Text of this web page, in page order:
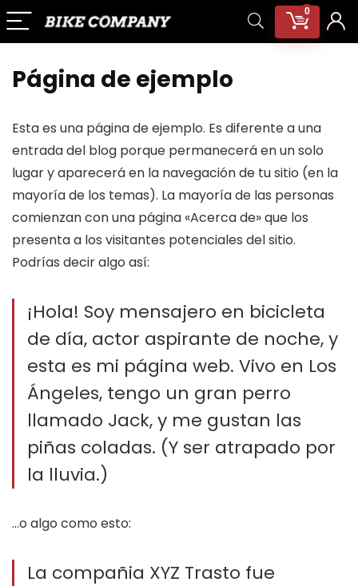
0
Página de ejemplo
Esta es una página de ejemplo. Es diferente a una
entrada del blog porque permanecerá en un solo
lugar y aparecerá en la navegación de tu sitio (en la
mayoría de los temas). La mayoría de las personas
comienzan con una página «Acerca de» que los
presenta a los visitantes potenciales del sitio.
Podrías decir algo así:
¡Hola! Soy mensajero en bicicleta
de día, actor aspirante de noche, y
esta es mi página web. Vivo en Los
Ángeles, tengo un gran perro
llamado Jack, y me gustan las
piñas coladas. (Y ser atrapado por
la lluvia.)
…o algo como esto:
La compañia XYZ Trasto fue